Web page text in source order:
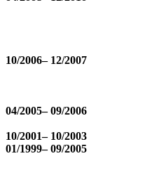
10/2006– 12/2007
04/2005– 09/2006
10/2001– 10/2003
01/1999– 09/2005